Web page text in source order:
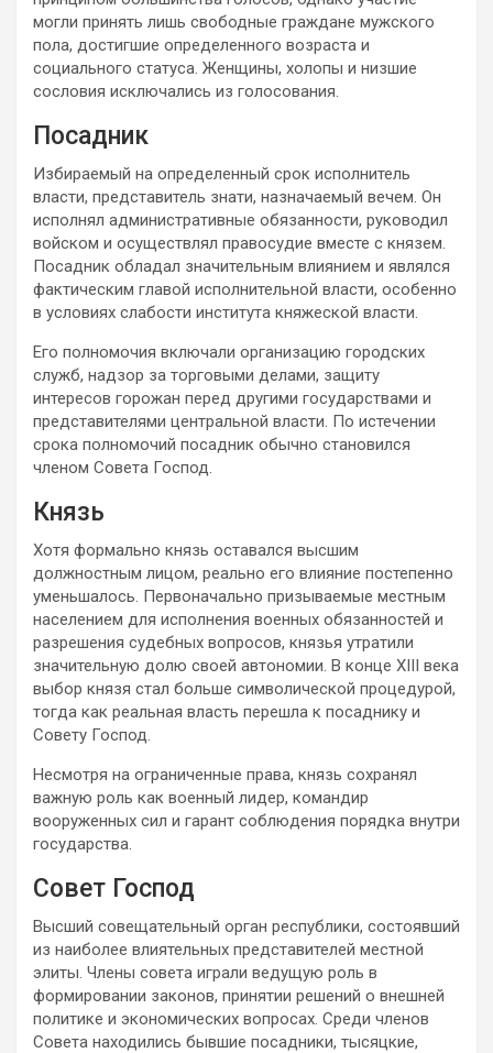
могли принять лишь свободные граждане мужского
пола, достигшие определенного возраста и
социального статуса. Женщины, холопы и низшие
сословия исключались из голосования.
Посадник
Избираемый на определенный срок исполнитель
власти, представитель знати, назначаемый вечем. Он
исполнял административные обязанности, руководил
войском и осуществлял правосудие вместе с князем.
Посадник обладал значительным влиянием и являлся
фактическим главой исполнительной власти, особенно
в условиях слабости института княжеской власти.
Его полномочия включали организацию городских
служб, надзор за торговыми делами, защиту
интересов горожан перед другими государствами и
представителями центральной власти. По истечении
срока полномочий посадник обычно становился
членом Совета Господ.
Князь
Хотя формально князь оставался высшим
должностным лицом, реально его влияние постепенно
уменьшалось. Первоначально призываемые местным
населением для исполнения военных обязанностей и
разрешения судебных вопросов, князья утратили
значительную долю своей автономии. В конце XIII века
выбор князя стал больше символической процедурой,
тогда как реальная власть перешла к посаднику и
Совету Господ.
Несмотря на ограниченные права, князь сохранял
важную роль как военный лидер, командир
вооруженных сил и гарант соблюдения порядка внутри
государства.
Совет Господ
Высший совещательный орган республики, состоявший
из наиболее влиятельных представителей местной
элиты. Члены совета играли ведущую роль в
формировании законов, принятии решений о внешней
политике и экономических вопросах. Среди членов
Совета находились бывшие посадники, тысяцкие,